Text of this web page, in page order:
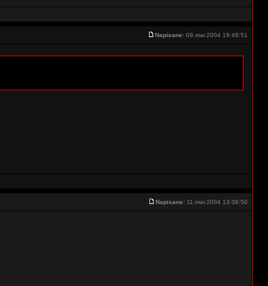
Napisane: 09.mar.2004 19:48:51
Napisane: 11.mar.2004 13:38:50